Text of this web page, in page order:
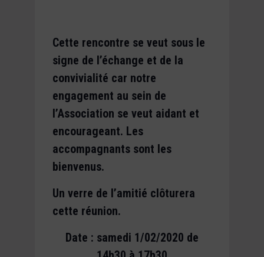
Cette rencontre se veut sous le
signe de l’échange et de la
convivialité car notre
engagement au sein de
l’Association se veut aidant et
encourageant. Les
accompagnants sont les
bienvenus.
Un verre de l’amitié clôturera
cette réunion.
Date : samedi 1/02/2020 de